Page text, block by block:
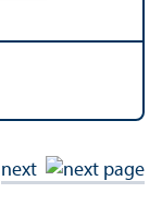
next